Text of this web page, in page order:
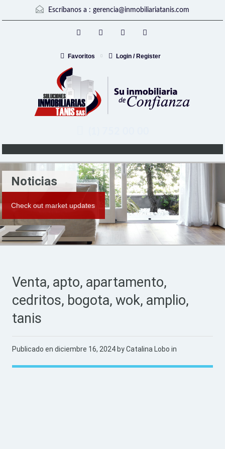
Escríbanos a : gerencia@inmobiliariatanis.com
Favoritos Login / Register
Noticias
Check out market updates
Venta, apto, apartamento,
cedritos, bogota, wok, amplio,
tanis
Publicado en diciembre 16, 2024 by Catalina Lobo in